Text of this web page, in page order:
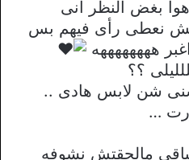
بغض النظر انى
نعطى رأى فيهم بس
ههههههههه
؟؟
شن لابس هادى ..
…
مالحقتش نشوفه